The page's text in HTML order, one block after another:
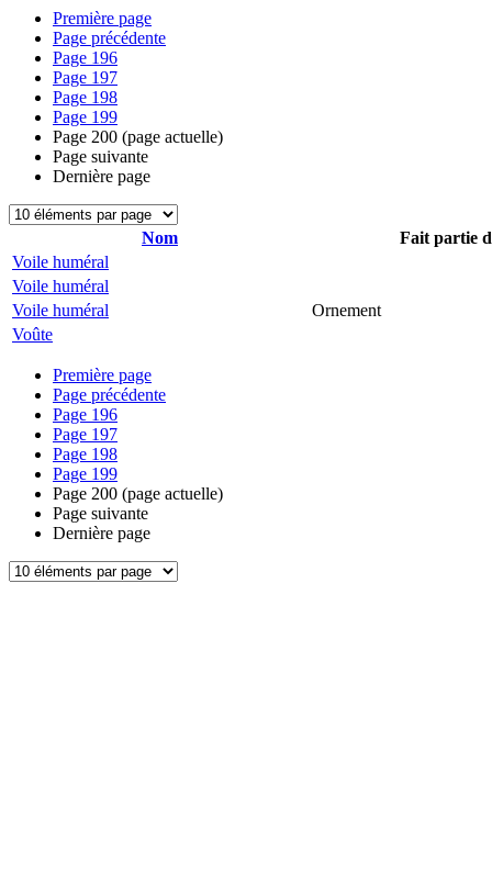
Première page
Page précédente
Page 196
Page 197
Page 198
Page 199
Page 200 (page actuelle)
Page suivante
Dernière page
Nom
Fait partie
Voile huméral
Voile huméral
Voile huméral
Ornement
Voûte
Première page
Page précédente
Page 196
Page 197
Page 198
Page 199
Page 200 (page actuelle)
Page suivante
Dernière page